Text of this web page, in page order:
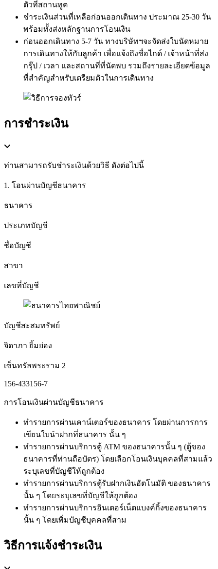
ตัวที่สถานทูต
ชำระเงินส่วนที่เหลือก่อนออกเดินทาง ประมาณ 25-30 วัน
พร้อมทั้งส่งหลักฐานการโอนเงิน
ก่อนออกเดินทาง 5-7 วัน ทางบริษัทฯจะจัดส่งใบนัดหมาย
การเดินทางให้กับลูกค้า เพื่อแจ้งถึงชื่อไกด์ / เจ้าหน้าที่ส่ง
กรุ๊ป / เวลา และสถานที่ที่นัดพบ รวมถึงรายละเอียดข้อมูล
ที่สำคัญสำหรับเตรียมตัวในการเดินทาง
การชำระเงิน
ท่านสามารถรับชำระเงินด้วยวิธี ดังต่อไปนี้
1. โอนผ่านบัญชีธนาคาร
ธนาคาร
ประเภทบัญชี
ชื่อบัญชี
สาขา
เลขที่บัญชี
บัญชีสะสมทรัพย์
จิดาภา ยิ้มย่อง
เซ็นทรัลพระราม 2
156-433156-7
การโอนเงินผ่านบัญชีธนาคาร
ทำรายการผ่านเคาน์เตอร์ของธนาคาร โดยผ่านการการ
เขียนใบนำฝากที่ธนาคาร นั้น ๆ
ทำรายการผ่านบริการตู้ ATM ของธนาคารนั้น ๆ (ตู้ของ
ธนาคารที่ท่านถือบัตร) โดยเลือกโอนเงินบุคคลที่สามแล้ว
ระบุเลขที่บัญชีให้ถูกต้อง
ทำรายการผ่านบริการตู้รับฝากเงินอัตโนมัติ ของธนาคาร
นั้น ๆ โดยระบุเลขที่บัญชีให้ถูกต้อง
ทำรายการผ่านบริการอินเตอร์เน็ตแบงค์กิ้งของธนาคาร
นั้น ๆ โดยเพิ่มบัญชีบุคคลที่สาม
วิธีการแจ้งชำระเงิน